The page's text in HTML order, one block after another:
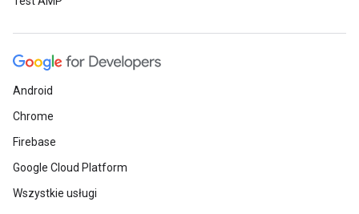
Android
Chrome
Firebase
Google Cloud Platform
Wszystkie usługi